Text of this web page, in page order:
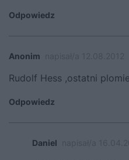
Odpowiedz
Anonim
Rudolf Hess ,ostatni
Odpowiedz
Daniel